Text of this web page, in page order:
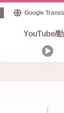
YouTube/
Google